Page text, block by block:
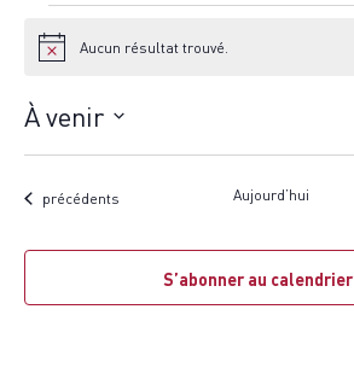
Notice Aucun résultat trouvé.
À venir
Sélectionnez
une
Évènements
précédents Aujourd’hui
S’abonner au calendrier